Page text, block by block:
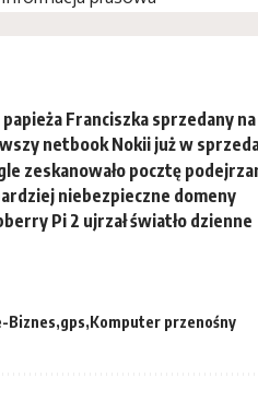
papieża Franciszka sprzedany
netbook Nokii już w
zeskanowało pocztę
niebezpieczne domeny
Pi 2 ujrzał światło dzienne
Biznes gps Komputer przenośny